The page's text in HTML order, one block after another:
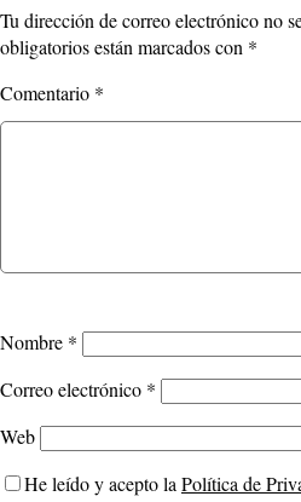
Tu dirección de correo electrónico no
obligatorios están marcados con *
Comentario *
Nombre *
Correo electrónico *
Web
He leído y acepto laPolítica de